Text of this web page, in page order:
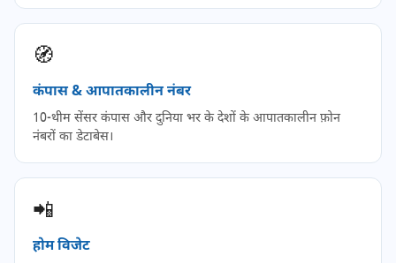
🧭
कंपास & आपातकालीन नंबर
10-थीम सेंसर कंपास और दुनिया भर के देशों के आपातकालीन फ़ोन
नंबरों का डेटाबेस।
📲
होम विजेट